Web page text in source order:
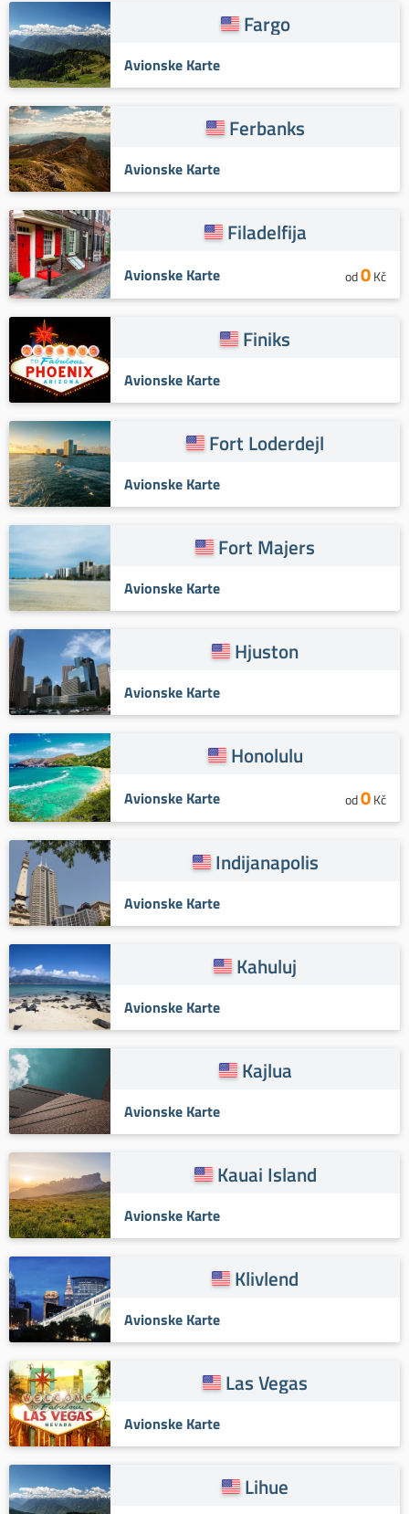
Fargo
Avionske Karte
Ferbanks
Avionske Karte
Filadelfija
Avionske Karte od0Kč
Finiks
Avionske Karte
Fort Loderdejl
Avionske Karte
Fort Majers
Avionske Karte
Hjuston
Avionske Karte
Honolulu
Avionske Karte od0Kč
Indijanapolis
Avionske Karte
Kahuluj
Avionske Karte
Kajlua
Avionske Karte
Kauai Island
Avionske Karte
Klivlend
Avionske Karte
Las Vegas
Avionske Karte
Lihue